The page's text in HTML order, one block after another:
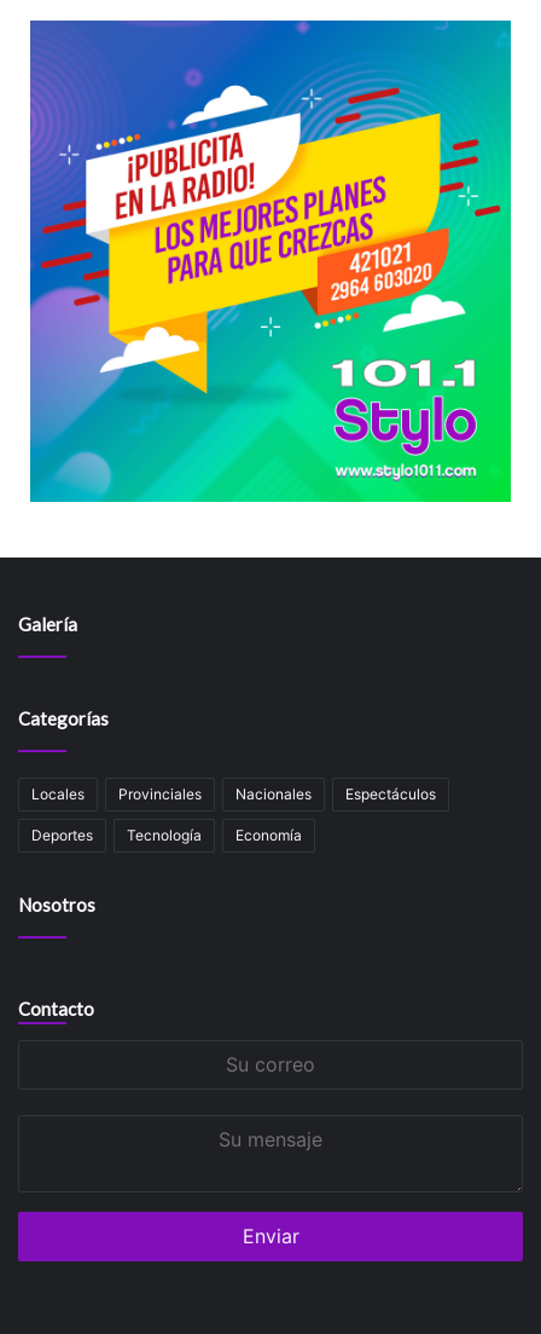
Galería
Categorías
Locales Provinciales Nacionales Espectáculos
Deportes Tecnología Economía
Nosotros
Contacto